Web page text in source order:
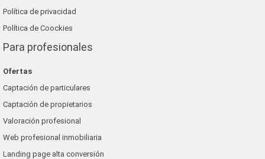
Política de privacidad
Política de Coockies
Para profesionales
Ofertas
Captación de particulares
Captación de propietarios
Valoración profesional
Web profesional inmobiliaria
Landing page alta conversión